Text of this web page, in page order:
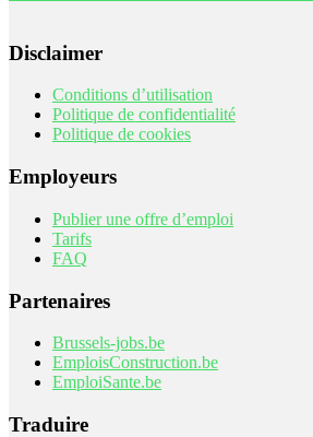
Disclaimer
Conditions d’utilisation
Politique de confidentialité
Politique de cookies
Employeurs
Publier une offre d’emploi
Tarifs
FAQ
Partenaires
Brussels-jobs.be
EmploisConstruction.be
EmploiSante.be
Traduire